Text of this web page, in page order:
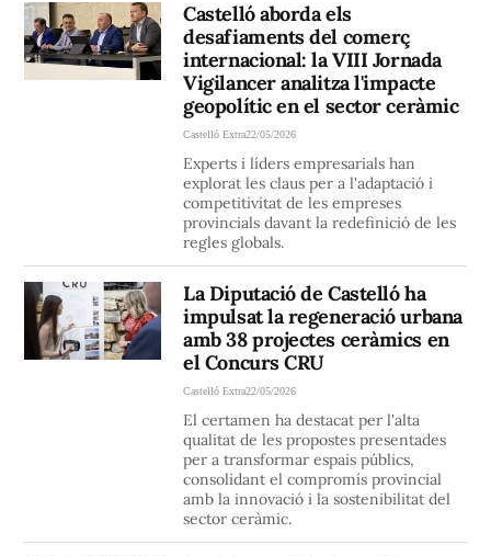
Castelló aborda els
desafiaments del comerç
internacional: la VIII Jornada
Vigilancer analitza l'impacte
geopolític en el sector ceràmic
Castelló Extra22/05/2026
Experts i líders empresarials han
explorat les claus per a l'adaptació i
competitivitat de les empreses
provincials davant la redefinició de les
regles globals.
La Diputació de Castelló ha
impulsat la regeneració urbana
amb 38 projectes ceràmics en
el Concurs CRU
Castelló Extra22/05/2026
El certamen ha destacat per l'alta
qualitat de les propostes presentades
per a transformar espais públics,
consolidant el compromís provincial
amb la innovació i la sostenibilitat del
sector ceràmic.